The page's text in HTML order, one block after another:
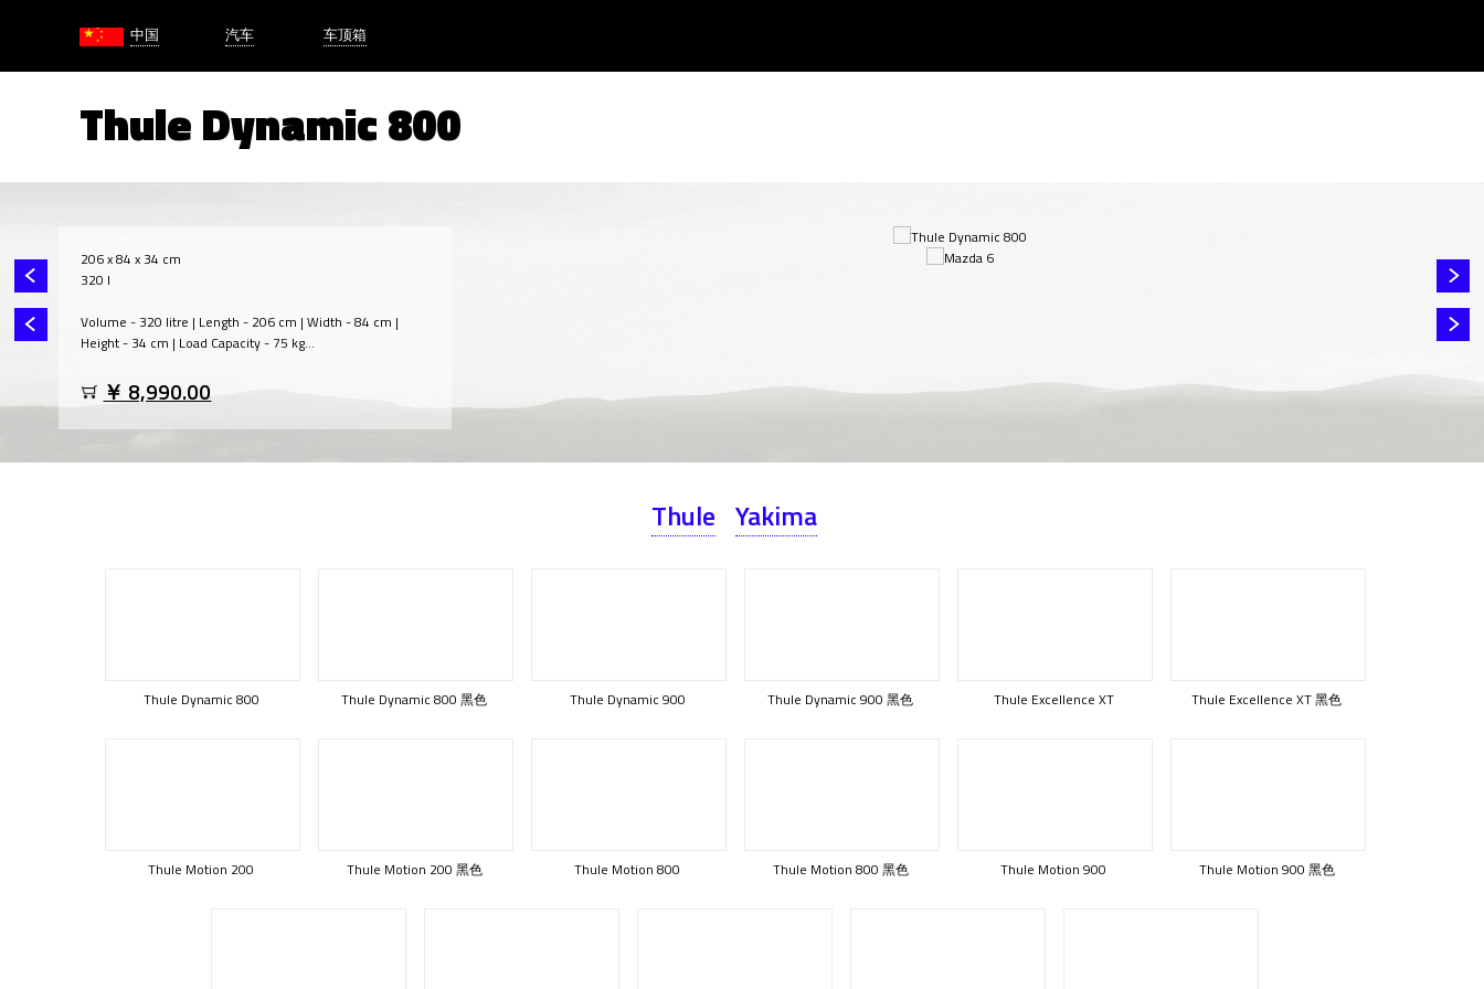
中国 汽车 车顶箱
Thule Dynamic 800
206 x 84 x 34 cm
320 l
Volume - 320 litre | Length - 206 cm | Width - 84 cm |
Height - 34 cm | Load Capacity - 75 kg...
￥ 8,990.00
Thule Yakima
Thule Dynamic 800 Thule Dynamic 800 黑色 Thule Dynamic 900 Thule Dynamic 900 黑色 Thule Excellence XT Thule Excellence XT 黑色
Thule Motion 200 Thule Motion 200 黑色 Thule Motion 800 Thule Motion 800 黑色 Thule Motion 900 Thule Motion 900 黑色